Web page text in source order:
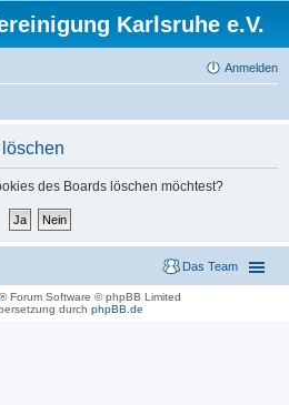
Karlsruhe e.V.
Anmelden
des Boards löschen möchtest?
Das Team
® Forum Software © phpBB Limited
durch phpBB.de